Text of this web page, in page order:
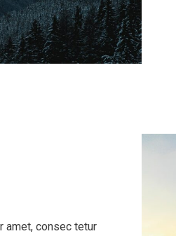
amet, consec tetur